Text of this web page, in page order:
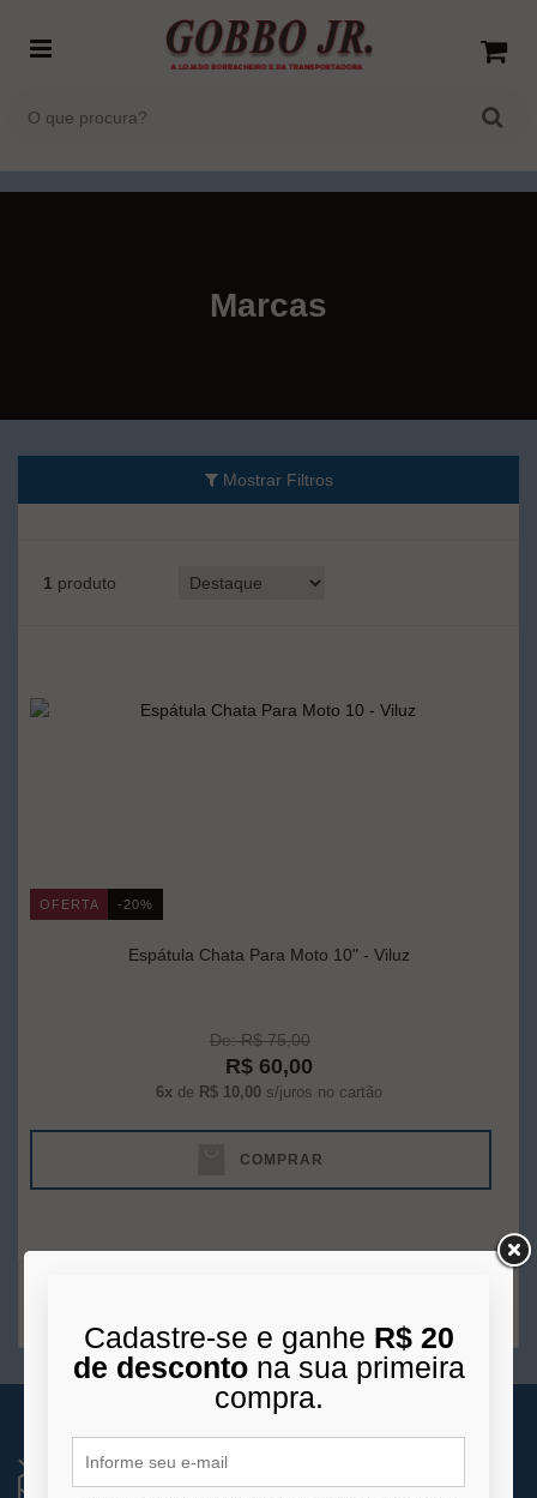
Marcas
Mostrar Filtros
1 produto
OFERTA -20%
Espátula Chata Para Moto 10" - Viluz
De: R$ 75,00
R$ 60,00
6xde R$ 10,00s/juros no cartão
COMPRAR
RECEBA NOVIDADES
Você está se cadastrando para receber e-mails
Cadastre-se e ganhe R$ 20
de descontona sua primeira
compra.